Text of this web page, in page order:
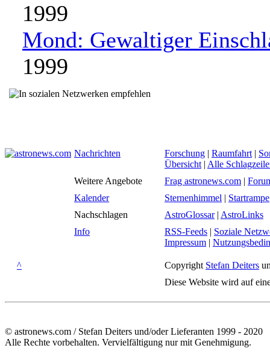
1999
Mond: Gewaltiger
1999
Nachrichten Forschung | Raumfahrt |
Übersicht | Alle
Weitere Angebote
Frag astronews.com |
Kalender
Sternenhimmel | Startrampe
Nachschlagen
AstroGlossar| AstroLinks
Info
RSS-Feeds | Soziale
Impressum |
^ Copyright Stefan Deiters
Diese Website wird auf
© astronews.com / Stefan Deiters und/oder Lieferanten 1999 - 2020
Alle Rechte vorbehalten. Vervielfältigung nur mit Genehmigung.